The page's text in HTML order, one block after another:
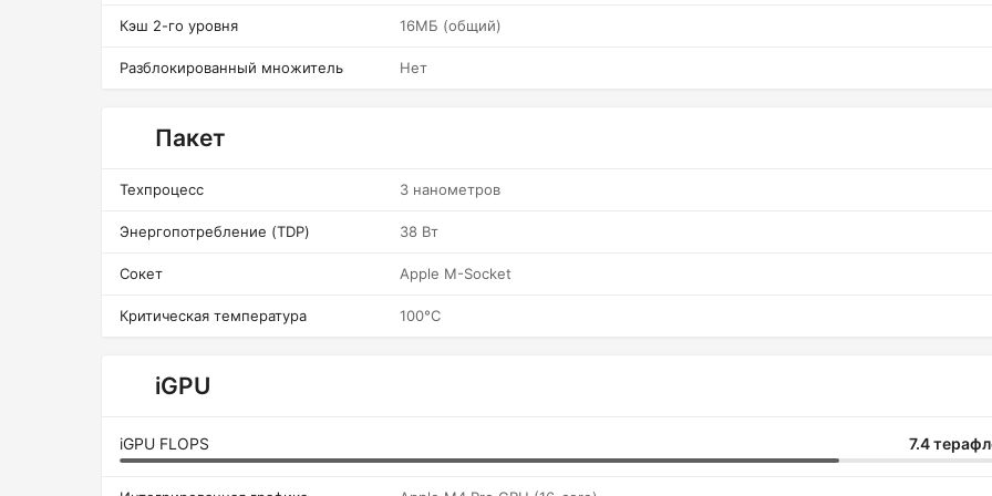
Кэш 2-го уровня 16МБ (общий)
Разблокированный множитель Нет
Пакет
Техпроцесс 3 нанометров
Энергопотребление (TDP) 38 Вт
Сокет Apple M-Socket
Критическая температура 100°C
iGPU
iGPU FLOPS 7.4